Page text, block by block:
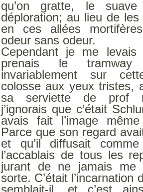
qu’on gratte, le
déploration; au lieu de
en ces allées
odeur sans odeur.
Cependant je me levais
prenais le
invariablement sur
colosse aux yeux tristes,
sa serviette de prof
j’ignorais que c’était
avais fait l’image même
Parce que son regard
et qu’il diffusait
l’accablais de tous les
jurant de ne jamais me
sorte. C’était l’incarnation
semblait-il, et c’est